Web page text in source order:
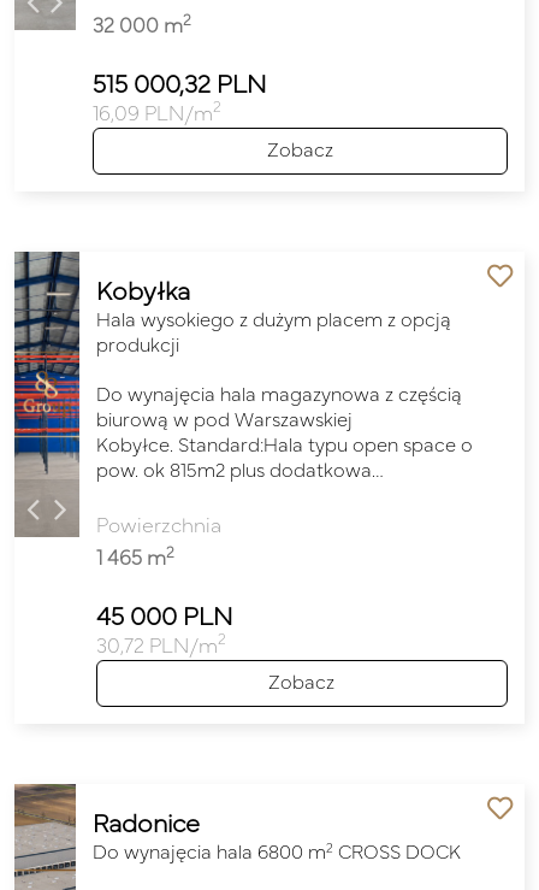
32 000 m2
515 000,32 PLN
16,09 PLN/m2
Zobacz
Kobyłka
Hala wysokiego z dużym placem z opcją
produkcji
Do wynajęcia hala magazynowa z częścią
biurową w pod Warszawskiej
Kobyłce. Standard:Hala typu open space o
pow. ok 815m2 plus dodatkowa…
Powierzchnia
1 465 m2
45 000 PLN
30,72 PLN/m2
Zobacz
Radonice
Do wynajęcia hala 6800 m2 CROSS DOCK